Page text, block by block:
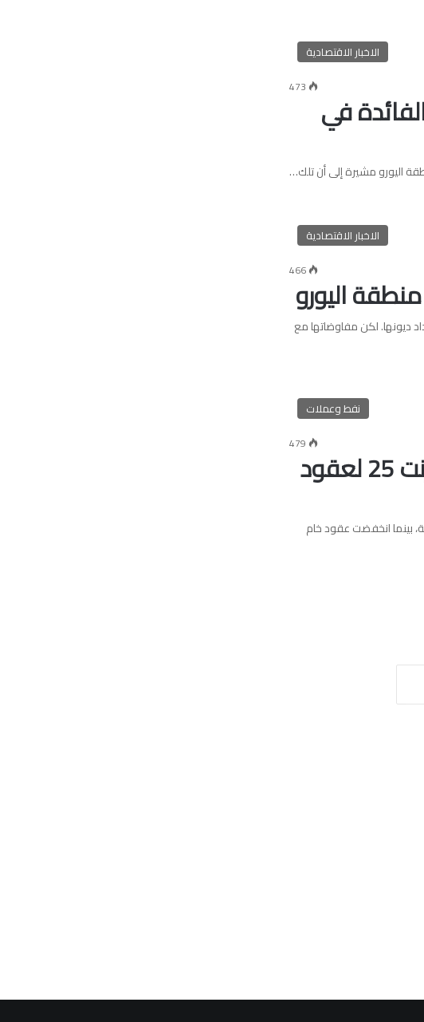
الاخبار الاقتصادية
473
في
اليورو مشيرة إلى أن تلك…
الاخبار الاقتصادية
466
اليورو
ديونها. لكن مفاوضاتها مع
نفط وعملات
479
تراجع سعر الخام الأمريكى 35 سنتاً وبرنت 25 لعقود
تعاملات اليوم الجمعة، بينما انخفضت عقود خام